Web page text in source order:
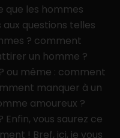
que les hommes
questions telles
? comment
un homme ?
ou même : comment
manquer à un
amoureux ?
vous saurez ce
! Bref, ici, je vous